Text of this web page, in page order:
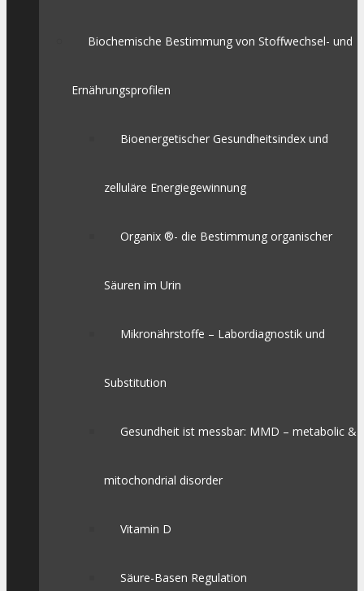
Biochemische Bestimmung von Stoffwechsel- und
Ernährungsprofilen
Bioenergetischer Gesundheitsindex und
zelluläre Energiegewinnung
Organix ®- die Bestimmung organischer
Säuren im Urin
Mikronährstoffe – Labordiagnostik und
Substitution
Gesundheit ist messbar: MMD – metabolic &
mitochondrial disorder
Vitamin D
Säure-Basen Regulation